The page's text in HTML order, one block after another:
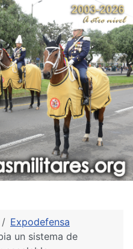
Expodefensa
un sistema de